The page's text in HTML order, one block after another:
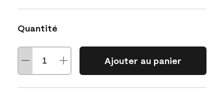
Quantité
Ajouter au panier